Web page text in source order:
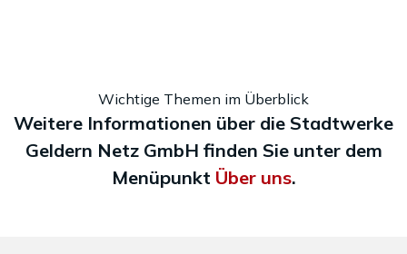
Wichtige Themen im Überblick
Weitere Informationen über die Stadtwerke
Geldern Netz GmbH finden Sie unter dem
Menüpunkt Über uns.